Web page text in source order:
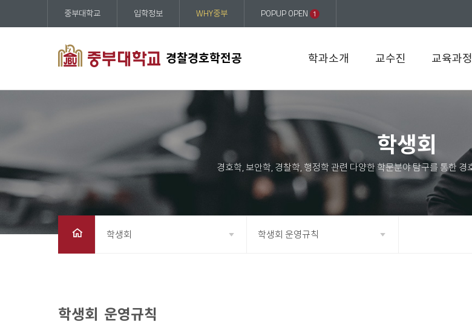
경찰경호학전공
중부대학교 입학정보 WHY중부 POPUP OPEN 1
학과소개 교수진 교육과정
학생회
학생회 학생회 운영규칙
학생회 운영규칙